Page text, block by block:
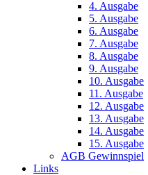
4. Ausgabe
5. Ausgabe
6. Ausgabe
7. Ausgabe
8. Ausgabe
9. Ausgabe
10. Ausgabe
11. Ausgabe
12. Ausgabe
13. Ausgabe
14. Ausgabe
15. Ausgabe
AGB Gewinnspiel
Links